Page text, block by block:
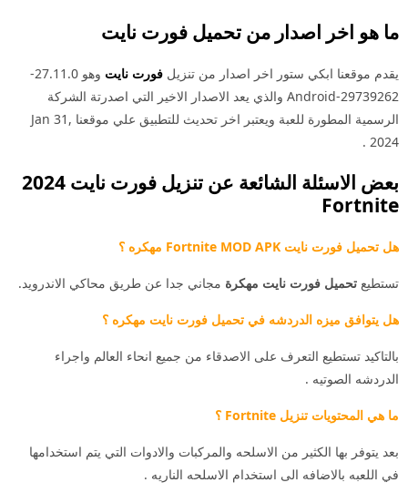
ما هو اخر اصدار من تحميل فورت نايت
يقدم موقعنا ابكي ستور اخر اصدار من تنزيل فورت نايت
وهو 27.11.0-
29739262-Android والذي يعد الاصدار الاخير التي اصدرتة الشركة
الرسمية المطورة للعبة ويعتبر اخر تحديث للتطبيق علي موقعنا Jan 31,
2024 .
بعض الاسئلة الشائعة عن تنزيل فورت نايت 2024
Fortnite
هل تحميل فورت نايت Fortnite MOD APK مهكره ؟
تستطيع تحميل فورت نايت مهكرة مجاني جدا عن طريق محاكي الاندرويد.
هل يتوافق ميزه الدردشه في تحميل فورت نايت مهكره ؟
بالتاكيد تستطيع التعرف على الاصدقاء من جميع انحاء العالم واجراء
الدردشه الصوتيه .
ما هي المحتويات تنزيل Fortnite ؟
بعد يتوفر بها الكثير من الاسلحه والمركبات والادوات التي يتم استخدامها
في اللعبه بالاضافه الى استخدام الاسلحه الناريه .